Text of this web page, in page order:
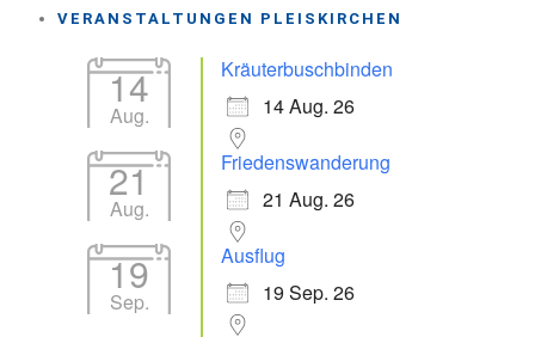
VERANSTALTUNGEN PLEISKIRCHEN
14
Aug.
Kräuterbuschbinden
14 Aug. 26
21
Aug.
Friedenswanderung
21 Aug. 26
19
Sep.
Ausflug
19 Sep. 26